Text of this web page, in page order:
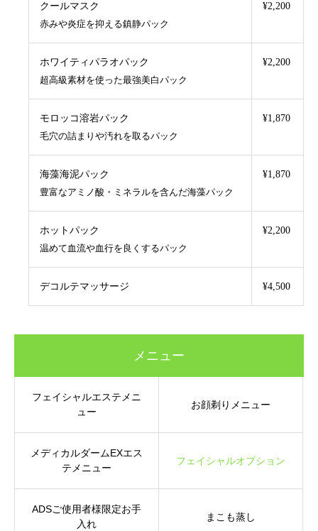
クールマスク
赤みや炎症を抑える鎮静パック
¥2,200
ホワイティパラオパック
超高級素材を使った最強美白パック
¥2,200
モロッコ溶岩パック
毛穴の詰まりや汚れを取るパック
¥1,870
海藻海泥パック
豊富なアミノ酸・ミネラルを含んだ海藻パック
¥1,870
ホットパック
温めて血流や血行を良くするパック
¥2,200
デコルテマッサージ ¥4,500
メニュー
フェイシャルエステメニ
ュー
お顔剃りメニュー
メディカルダームEXエス
テメニュー
フェイシャルオプション
ADSご使用者様限定お手
入れ
まこも蒸し